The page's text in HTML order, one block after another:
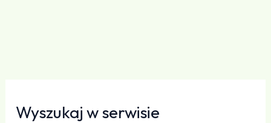
Wyszukaj w serwisie